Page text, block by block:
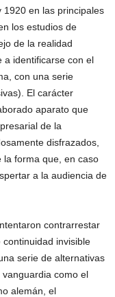
1920 en las principales
los estudios de
de la realidad
a identificarse con el
con una serie
El carácter
aparato que
de la
disfrazados,
la forma que, en caso
a la audiencia de
contrarrestar
invisible
serie de alternativas
como el
alemán, el